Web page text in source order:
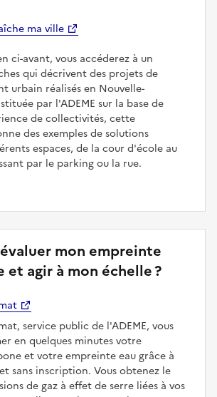
ma ville
ci-avant, vous accéderez à un
qui décrivent des projets de
urbain réalisés en Nouvelle-
par l'ADEME sur la base de
de collectivités, cette
des exemples de solutions
espaces, de la cour d'école au
par le parking ou la rue.
mon empreinte
et agir à mon échelle ?
service public de l'ADEME, vous
en quelques minutes votre
et votre empreinte eau grâce à
sans inscription. Vous obtenez le
de gaz à effet de serre liées à vos